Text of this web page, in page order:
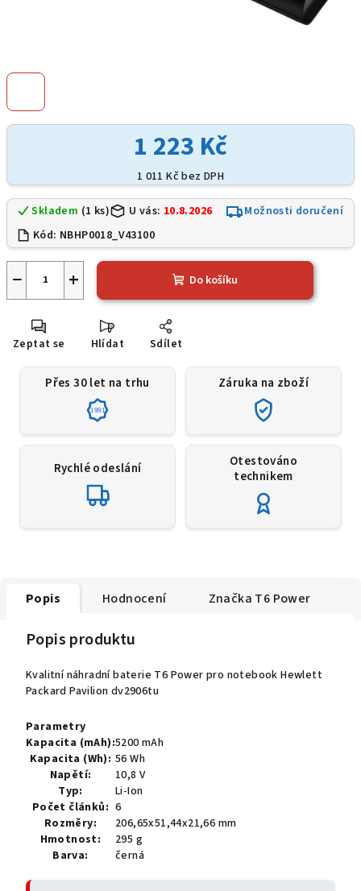
1 223 Kč
1 011 Kč bez DPH
Skladem (1 ks) U vás: 10.8.2026
Možnosti doručení
Kód: NBHP0018_V43100
+
− Do košíku
Zeptat se Hlídat Sdílet
Přes 30 let na trhu
1991
Záruka na zboží
Rychlé odeslání
Otestováno
technikem
Popis Hodnocení Značka T6 Power
Popis produktu
Kvalitní náhradní baterie T6 Power pro notebook Hewlett
Packard Pavilion dv2906tu
Parametry
Kapacita (mAh):5200 mAh
Kapacita (Wh): 56 Wh
Napětí:
10,8 V
Typ:
Li-Ion
Počet článků: 6
Rozměry:
206,65x51,44x21,66 mm
Hmotnost:
295 g
Barva:
černá